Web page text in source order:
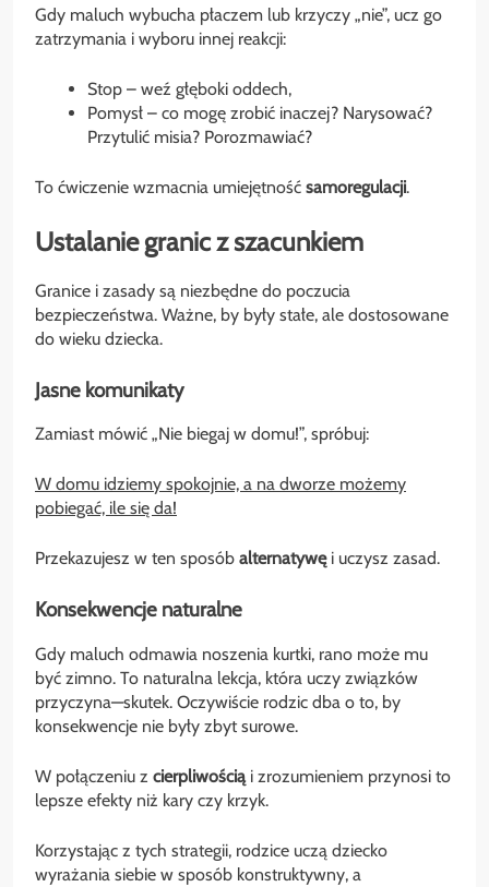
Gdy maluch wybucha płaczem lub krzyczy „nie”, ucz go
zatrzymania i wyboru innej reakcji:
Stop – weź głęboki oddech,
Pomysł – co mogę zrobić inaczej? Narysować?
Przytulić misia? Porozmawiać?
To ćwiczenie wzmacnia umiejętność samoregulacji.
Ustalanie granic z szacunkiem
Granice i zasady są niezbędne do poczucia
bezpieczeństwa. Ważne, by były stałe, ale dostosowane
do wieku dziecka.
Jasne komunikaty
Zamiast mówić „Nie biegaj w domu!”, spróbuj:
W domu idziemy spokojnie, a na dworze możemy
pobiegać, ile się da!
Przekazujesz w ten sposób alternatywęi uczysz zasad.
Konsekwencje naturalne
Gdy maluch odmawia noszenia kurtki, rano może mu
być zimno. To naturalna lekcja, która uczy związków
przyczyna—skutek. Oczywiście rodzic dba o to, by
konsekwencje nie były zbyt surowe.
W połączeniu z cierpliwościąi zrozumieniem przynosi to
lepsze efekty niż kary czy krzyk.
Korzystając z tych strategii, rodzice uczą dziecko
wyrażania siebie w sposób konstruktywny, a